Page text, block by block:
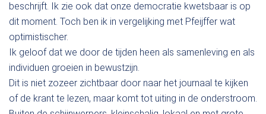
beschrijft. Ik zie ook dat onze democratie kwetsbaar is op
dit moment. Toch ben ik in vergelijking met Pfeijffer wat
optimistischer.
Ik geloof dat we door de tijden heen als samenleving en als
individuen groeien in bewustzijn.
Dit is niet zozeer zichtbaar door naar het journaal te kijken
of de krant te lezen, maar komt tot uiting in de onderstroom.